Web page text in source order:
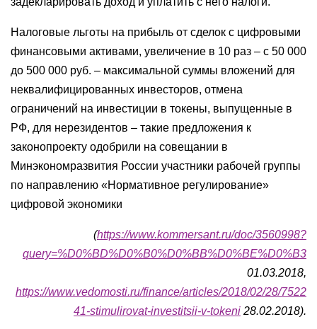
Налоговые льготы на прибыль от сделок с цифровыми
финансовыми активами, увеличение в 10 раз – с 50 000
до 500 000 руб. – максимальной суммы вложений для
неквалифицированных инвесторов, отмена
ограничений на инвестиции в токены, выпущенные в
РФ, для нерезидентов – такие предложения к
законопроекту одобрили на совещании в
Минэкономразвития России участники рабочей группы
по направлению «Нормативное регулирование»
цифровой экономики
(https://www.kommersant.ru/doc/3560998?
query=%D0%BD%D0%B0%D0%BB%D0%BE%D0%B3
01.03.2018,
https://www.vedomosti.ru/finance/articles/2018/02/28/7522
41-stimulirovat-investitsii-v-tokeni 28.02.2018).